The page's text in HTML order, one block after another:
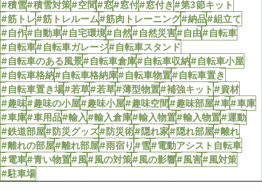
#積雪#積雪対策#空間#窓#窓付#窓付き#第3節キット
#筋トレ#筋トレルーム#筋肉トレーニング#納品#組立て
#自作#自動車#自宅環境#自然#自然災害#自由#自転車
#自転車#自転車ガレージ#自転車スタンド
#自転車のある風景#自転車倉庫#自転車収納#自転車小屋
#自転車格納#自転車格納庫#自転車物置#自転車置き
#自転車置き場#若草#若草#薄型物置#補強キット#資材
#趣味#趣味の小屋#趣味小屋#趣味空間#趣味部屋#車#車庫
#車庫#車用品#輸入#輸入倉庫#輸入物置#輸入物置#運動
#鉄道部屋#防災グッズ#防災術#隠れ家#隠れ部屋#離れ
#離れの部屋#離れ部屋#雨宿り#雪#電動アシスト自転車
#電車#青い物置#風#風の対策#風の影響#風害#風対策
#駐車場